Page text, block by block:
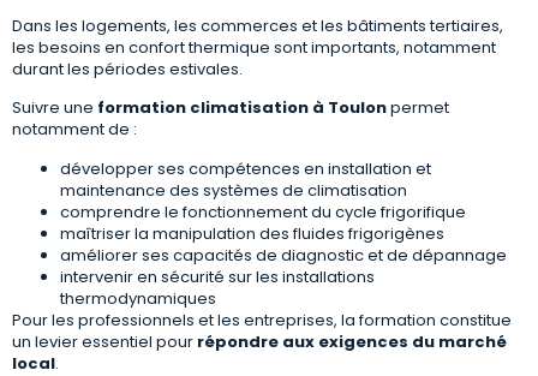
Dans les logements, les commerces et les bâtiments tertiaires,
les besoins en confort thermique sont importants, notamment
durant les périodes estivales.
Suivre une formation climatisation à Toulonpermet
notamment de :
développer ses compétences en installation et
maintenance des systèmes de climatisation
comprendre le fonctionnement du cycle frigorifique
maîtriser la manipulation des fluides frigorigènes
améliorer ses capacités de diagnostic et de dépannage
intervenir en sécurité sur les installations
thermodynamiques
Pour les professionnels et les entreprises, la formation constitue
un levier essentiel pour répondre aux exigences du marché
local.